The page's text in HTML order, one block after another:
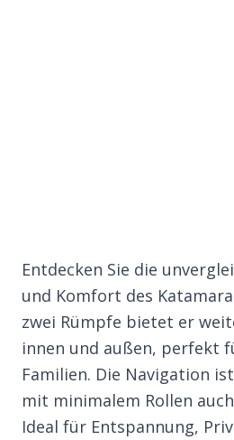
Entdecken Sie die
und Komfort des
zwei Rümpfe bietet er
innen und außen, perfekt
Familien. Die Navigation
mit minimalem Rollen
Ideal für Entspannung,